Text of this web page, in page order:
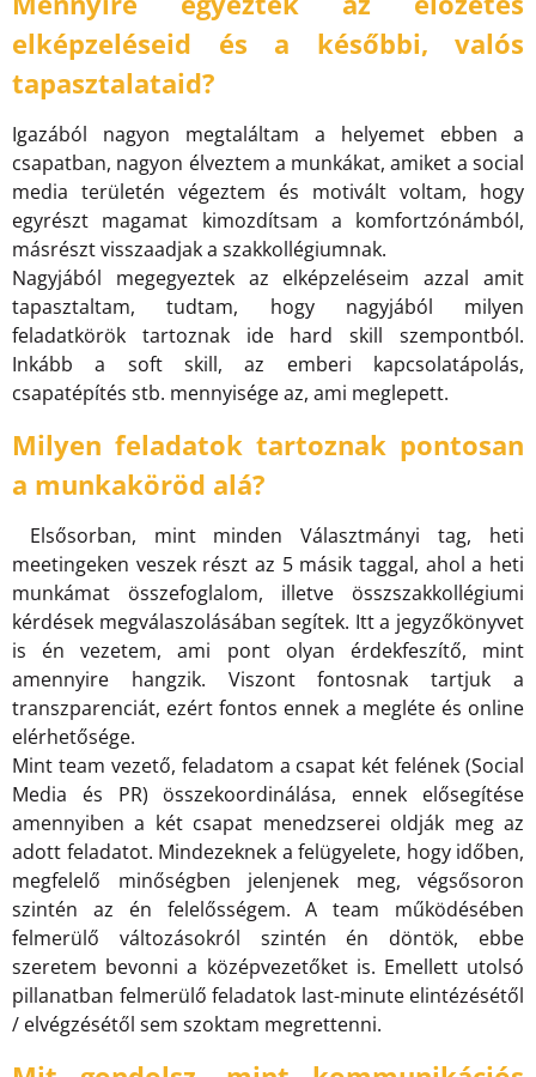
elképzeléseid és a későbbi, valós
tapasztalataid?
Igazából nagyon megtaláltam a helyemet ebben a
csapatban, nagyon élveztem a munkákat, amiket a social
media területén végeztem és motivált voltam, hogy
egyrészt magamat kimozdítsam a komfortzónámból,
másrészt visszaadjak a szakkollégiumnak.
Nagyjából megegyeztek az elképzeléseim azzal amit
tapasztaltam, tudtam, hogy nagyjából milyen
feladatkörök tartoznak ide hard skill szempontból.
Inkább a soft skill, az emberi kapcsolatápolás,
csapatépítés stb. mennyisége az, ami meglepett.
Milyen feladatok tartoznak pontosan
a munkaköröd alá?
Elsősorban, mint minden Választmányi tag, heti
meetingeken veszek részt az 5 másik taggal, ahol a heti
munkámat összefoglalom, illetve összszakkollégiumi
kérdések megválaszolásában segítek. Itt a jegyzőkönyvet
is én vezetem, ami pont olyan érdekfeszítő, mint
amennyire hangzik. Viszont fontosnak tartjuk a
transzparenciát, ezért fontos ennek a megléte és online
elérhetősége.
Mint team vezető, feladatom a csapat két felének (Social
Media és PR) összekoordinálása, ennek elősegítése
amennyiben a két csapat menedzserei oldják meg az
adott feladatot. Mindezeknek a felügyelete, hogy időben,
megfelelő minőségben jelenjenek meg, végsősoron
szintén az én felelősségem. A team működésében
felmerülő változásokról szintén én döntök, ebbe
szeretem bevonni a középvezetőket is. Emellett utolsó
pillanatban felmerülő feladatok last-minute elintézésétől
/ elvégzésétől sem szoktam megrettenni.